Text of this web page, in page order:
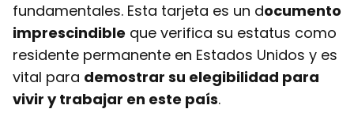
fundamentales. Esta tarjeta es un documento
imprescindible que verifica su estatus como
residente permanente en Estados Unidos y es
vital para demostrar su elegibilidad para
vivir y trabajar en este país.